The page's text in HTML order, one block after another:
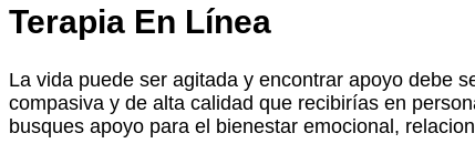
Terapia En Línea
La vida puede ser agitada y encontrar apoyo debe
compasiva y de alta calidad que recibirías en
busques apoyo para el bienestar emocional,